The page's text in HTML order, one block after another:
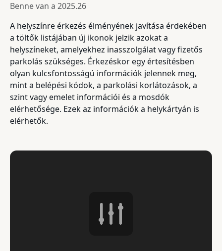
Benne van a 2025.26
A helyszínre érkezés élményének javítása érdekében
a töltők listájában új ikonok jelzik azokat a
helyszíneket, amelyekhez inasszolgálat vagy fizetős
parkolás szükséges. Érkezéskor egy értesítésben
olyan kulcsfontosságú információk jelennek meg,
mint a belépési kódok, a parkolási korlátozások, a
szint vagy emelet információi és a mosdók
elérhetősége. Ezek az információk a helykártyán is
elérhetők.